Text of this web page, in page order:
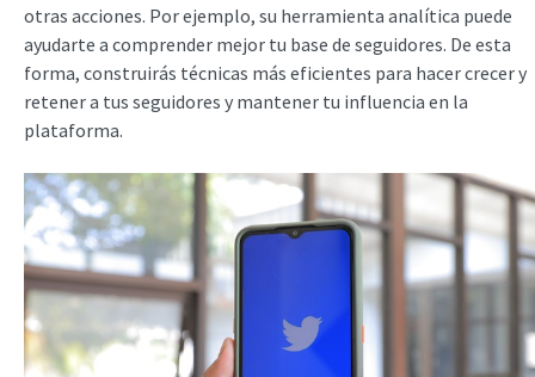
otras acciones. Por ejemplo, su herramienta analítica puede
ayudarte a comprender mejor tu base de seguidores. De esta
forma, construirás técnicas más eficientes para hacer crecer y
retener a tus seguidores y mantener tu influencia en la
plataforma.